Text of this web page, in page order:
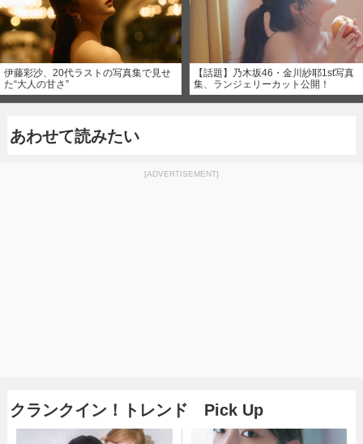
伊藤彩沙、20代ラストの写真集で見せ
た“大人の甘さ”
【話題】乃木坂46・金川紗耶1st写真
集、ランジェリーカット公開！
あわせて読みたい
[ADVERTISEMENT]
クランクイン！トレンド Pick Up